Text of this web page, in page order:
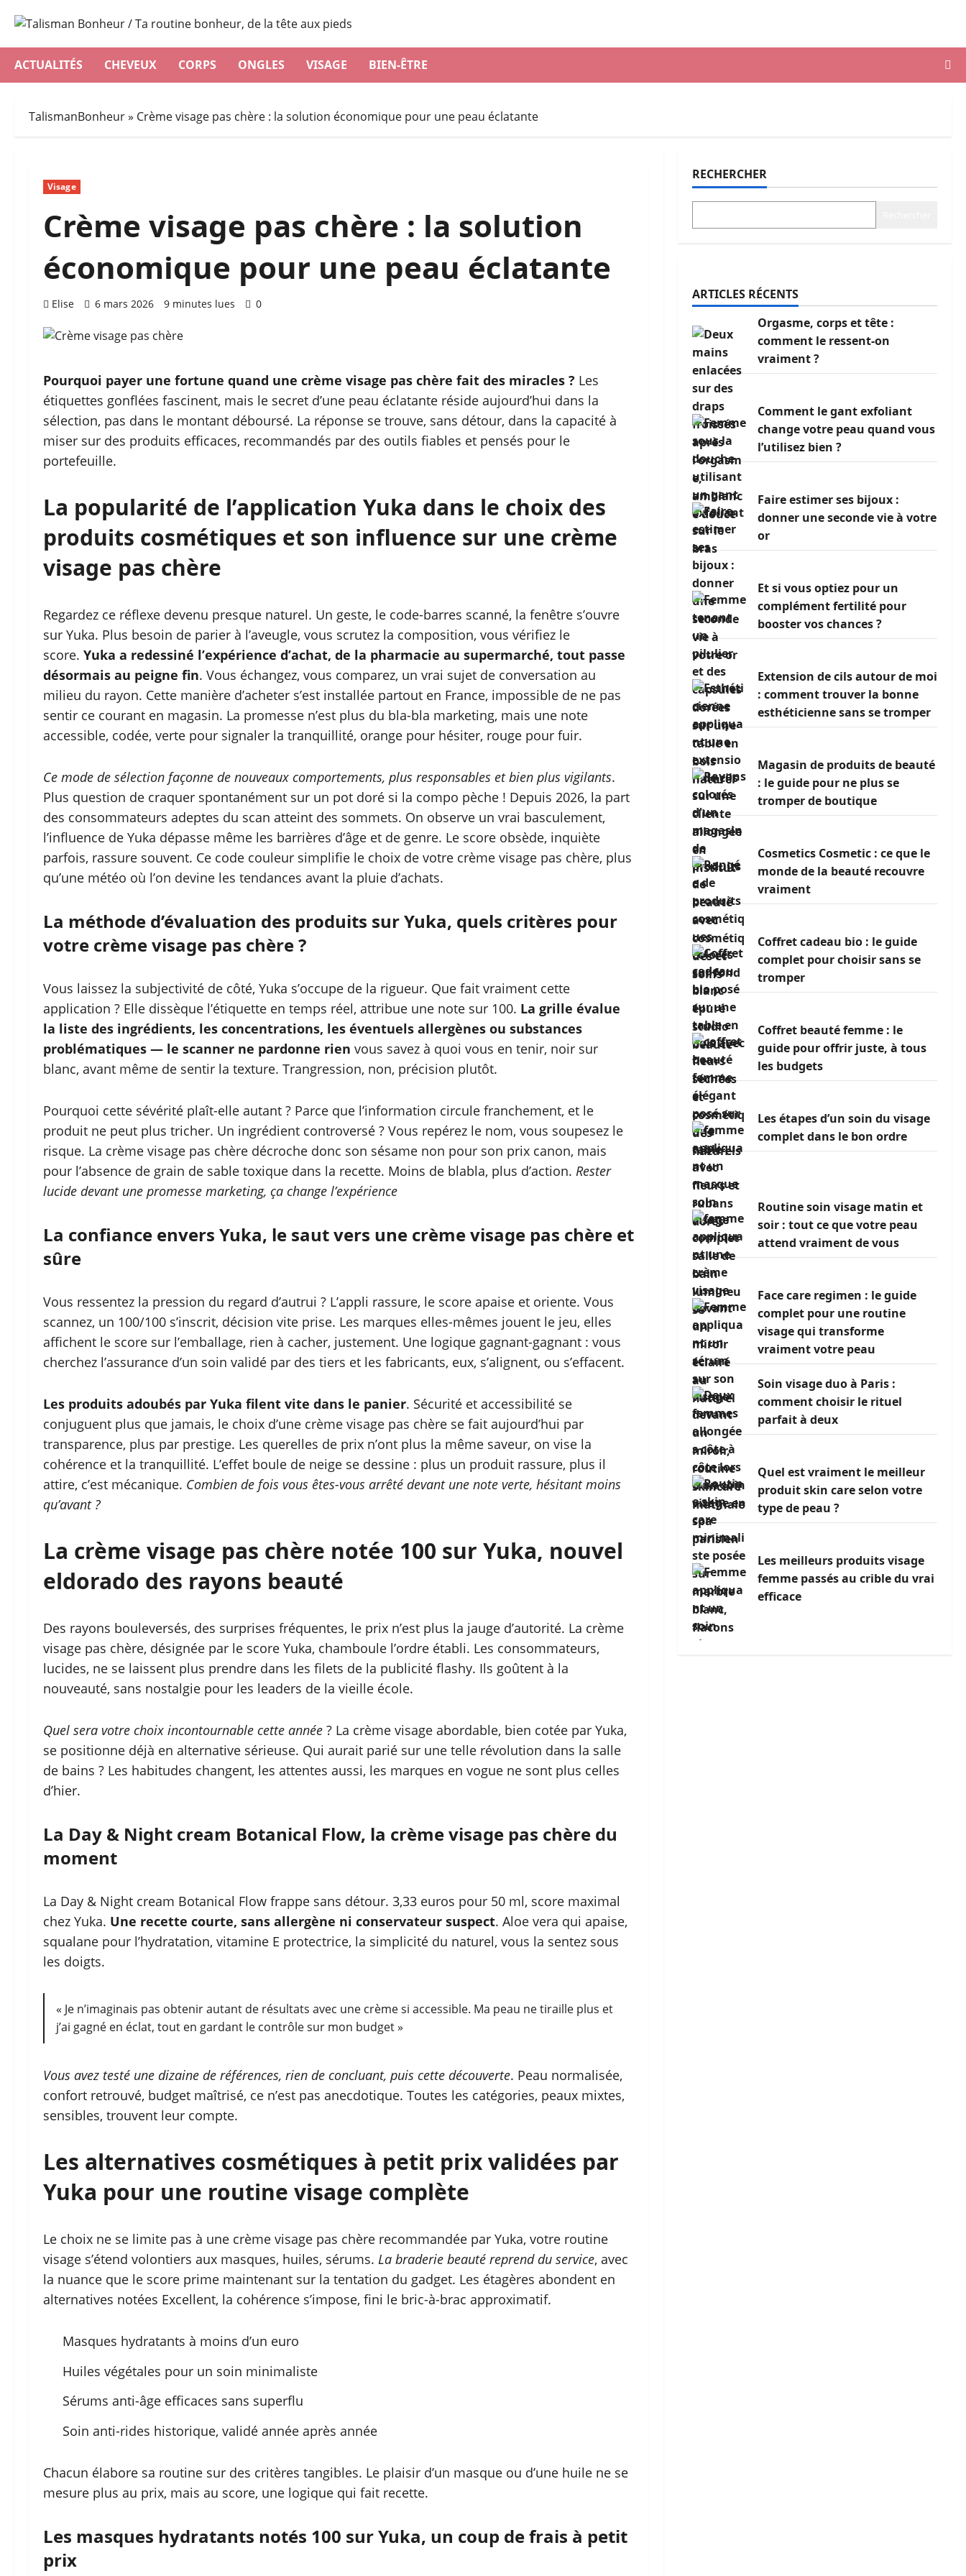
contenu
ACTUALITÉS
CHEVEUX CORPS ONGLES VISAGE BIEN-ÊTRE
TalismanBonheur» Crème visage pas chère : la solution économique pour une peau éclatante
Visage
Crème visage pas chère : la solution
économique pour une peau éclatante
Elise 6 mars 2026 9 minutes lues 0
Pourquoi payer une fortune quand une crème visage pas chère fait des miracles ? Les
étiquettes gonflées fascinent, mais le secret d’une peau éclatante réside aujourd’hui dans la
sélection, pas dans le montant déboursé. La réponse se trouve, sans détour, dans la capacité à
miser sur des produits efficaces, recommandés par des outils fiables et pensés pour le
portefeuille.
La popularité de l’application Yuka dans le choix des
produits cosmétiques et son influence sur une crème
visage pas chère
Regardez ce réflexe devenu presque naturel. Un geste, le code-barres scanné, la fenêtre s’ouvre
sur Yuka. Plus besoin de parier à l’aveugle, vous scrutez la composition, vous vérifiez le
score. Yuka a redessiné l’expérience d’achat, de la pharmacie au supermarché, tout passe
désormais au peigne fin. Vous échangez, vous comparez, un vrai sujet de conversation au
milieu du rayon. Cette manière d’acheter s’est installée partout en France, impossible de ne pas
sentir ce courant en magasin. La promesse n’est plus du bla-bla marketing, mais une note
accessible, codée, verte pour signaler la tranquillité, orange pour hésiter, rouge pour fuir.
Ce mode de sélection façonne de nouveaux comportements, plus responsables et bien plus vigilants.
Plus question de craquer spontanément sur un pot doré si la compo pèche ! Depuis 2026, la part
des consommateurs adeptes du scan atteint des sommets. On observe un vrai basculement,
l’influence de Yuka dépasse même les barrières d’âge et de genre. Le score obsède, inquiète
parfois, rassure souvent. Ce code couleur simplifie le choix de votre crème visage pas chère, plus
qu’une météo où l’on devine les tendances avant la pluie d’achats.
La méthode d’évaluation des produits sur Yuka, quels critères pour
votre crème visage pas chère ?
Vous laissez la subjectivité de côté, Yuka s’occupe de la rigueur. Que fait vraiment cette
application ? Elle dissèque l’étiquette en temps réel, attribue une note sur 100. La grille évalue
la liste des ingrédients, les concentrations, les éventuels allergènes ou substances
problématiques — le scanner ne pardonne rien vous savez à quoi vous en tenir, noir sur
blanc, avant même de sentir la texture. Trangression, non, précision plutôt.
Pourquoi cette sévérité plaît-elle autant ? Parce que l’information circule franchement, et le
produit ne peut plus tricher. Un ingrédient controversé ? Vous repérez le nom, vous soupesez le
risque. La crème visage pas chère décroche donc son sésame non pour son prix canon, mais
pour l’absence de grain de sable toxique dans la recette. Moins de blabla, plus d’action. Rester
lucide devant une promesse marketing, ça change l’expérience
La confiance envers Yuka, le saut vers une crème visage pas chère et
sûre
Vous ressentez la pression du regard d’autrui ? L’appli rassure, le score apaise et oriente. Vous
scannez, un 100/100 s’inscrit, décision vite prise. Les marques elles-mêmes jouent le jeu, elles
affichent le score sur l’emballage, rien à cacher, justement. Une logique gagnant-gagnant : vous
cherchez l’assurance d’un soin validé par des tiers et les fabricants, eux, s’alignent, ou s’effacent.
Les produits adoubés par Yuka filent vite dans le panier. Sécurité et accessibilité se
conjuguent plus que jamais, le choix d’une crème visage pas chère se fait aujourd’hui par
transparence, plus par prestige. Les querelles de prix n’ont plus la même saveur, on vise la
cohérence et la tranquillité. L’effet boule de neige se dessine : plus un produit rassure, plus il
attire, c’est mécanique. Combien de fois vous êtes-vous arrêté devant une note verte, hésitant moins
qu’avant ?
La crème visage pas chère notée 100 sur Yuka, nouvel
eldorado des rayons beauté
Des rayons bouleversés, des surprises fréquentes, le prix n’est plus la jauge d’autorité. La crème
visage pas chère, désignée par le score Yuka, chamboule l’ordre établi. Les consommateurs,
lucides, ne se laissent plus prendre dans les filets de la publicité flashy. Ils goûtent à la
nouveauté, sans nostalgie pour les leaders de la vieille école.
Quel sera votre choix incontournable cette année ? La crème visage abordable, bien cotée par Yuka,
se positionne déjà en alternative sérieuse. Qui aurait parié sur une telle révolution dans la salle
de bains ? Les habitudes changent, les attentes aussi, les marques en vogue ne sont plus celles
d’hier.
La Day & Night cream Botanical Flow, la crème visage pas chère du
moment
La Day & Night cream Botanical Flow frappe sans détour. 3,33 euros pour 50 ml, score maximal
chez Yuka. Une recette courte, sans allergène ni conservateur suspect. Aloe vera qui apaise,
squalane pour l’hydratation, vitamine E protectrice, la simplicité du naturel, vous la sentez sous
les doigts.
« Je n’imaginais pas obtenir autant de résultats avec une crème si accessible. Ma peau ne tiraille plus et
j’ai gagné en éclat, tout en gardant le contrôle sur mon budget »
Vous avez testé une dizaine de références, rien de concluant, puis cette découverte. Peau normalisée,
confort retrouvé, budget maîtrisé, ce n’est pas anecdotique. Toutes les catégories, peaux mixtes,
sensibles, trouvent leur compte.
Les alternatives cosmétiques à petit prix validées par
Yuka pour une routine visage complète
Le choix ne se limite pas à une crème visage pas chère recommandée par Yuka, votre routine
visage s’étend volontiers aux masques, huiles, sérums. La braderie beauté reprend du service, avec
la nuance que le score prime maintenant sur la tentation du gadget. Les étagères abondent en
alternatives notées Excellent, la cohérence s’impose, fini le bric-à-brac approximatif.
Masques hydratants à moins d’un euro
Huiles végétales pour un soin minimaliste
Sérums anti-âge efficaces sans superflu
Soin anti-rides historique, validé année après année
Chacun élabore sa routine sur des critères tangibles. Le plaisir d’un masque ou d’une huile ne se
mesure plus au prix, mais au score, une logique qui fait recette.
Les masques hydratants notés 100 sur Yuka, un coup de frais à petit
prix
RECHERCHER
ARTICLES RÉCENTS
Orgasme, corps et tête :
comment le ressent-on
vraiment ?
Comment le gant exfoliant
change votre peau quand vous
l’utilisez bien ?
Faire estimer ses bijoux :
donner une seconde vie à votre
or
Et si vous optiez pour un
complément fertilité pour
booster vos chances ?
Extension de cils autour de moi
: comment trouver la bonne
esthéticienne sans se tromper
Magasin de produits de beauté
: le guide pour ne plus se
tromper de boutique
Cosmetics Cosmetic : ce que le
monde de la beauté recouvre
vraiment
Coffret cadeau bio : le guide
complet pour choisir sans se
tromper
Coffret beauté femme : le
guide pour offrir juste, à tous
les budgets
Les étapes d’un soin du visage
complet dans le bon ordre
Routine soin visage matin et
soir : tout ce que votre peau
attend vraiment de vous
Face care regimen : le guide
complet pour une routine
visage qui transforme
vraiment votre peau
Soin visage duo à Paris :
comment choisir le rituel
parfait à deux
Quel est vraiment le meilleur
produit skin care selon votre
type de peau ?
Les meilleurs produits visage
femme passés au crible du vrai
efficace